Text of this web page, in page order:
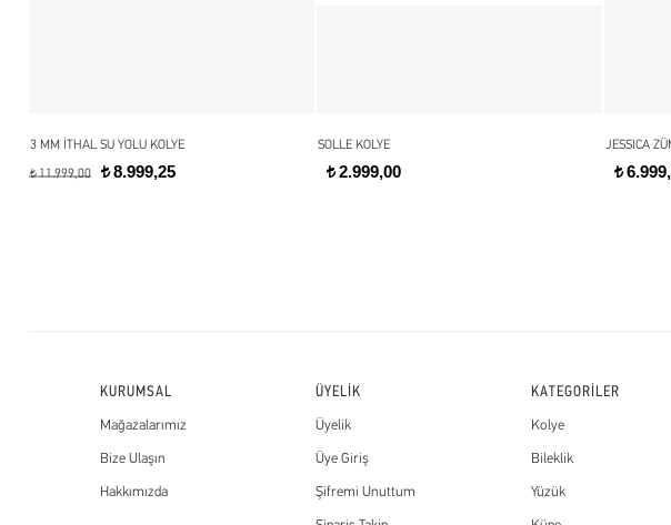
3 MM İTHAL SU YOLU KOLYE
t11.999,00 t8.999,25
SOLLE KOLYE
t2.999,00
JESSICA
t
KURUMSAL
Mağazalarımız
Bize Ulaşın
Hakkımızda
ÜYELİK
Üyelik
Üye Giriş
Şifremi Unuttum
KATEGORİLER
Kolye
Bileklik
Yüzük